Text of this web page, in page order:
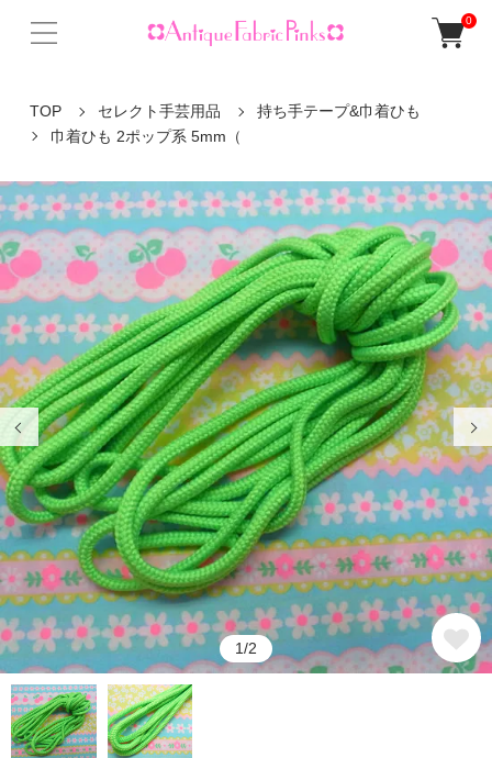
0
TOP セレクト手芸用品
持ち手テープ&巾着ひも
巾着ひも 2ポップ系 5mm（
1/2